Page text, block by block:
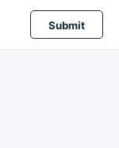
Submit